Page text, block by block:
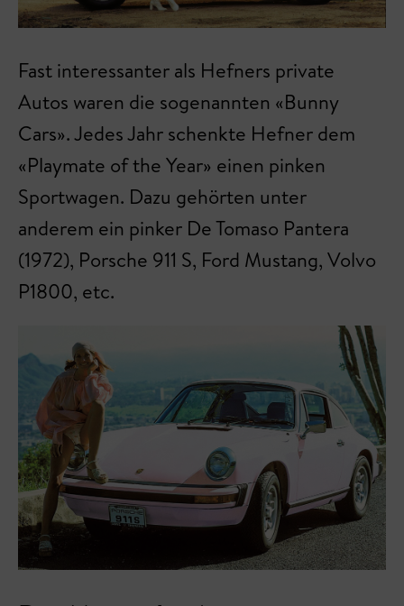
Fast interessanter als Hefners private
Autos waren die sogenannten «Bunny
Cars». Jedes Jahr schenkte Hefner dem
«Playmate of the Year» einen pinken
Sportwagen. Dazu gehörten unter
anderem ein pinker De Tomaso Pantera
(1972), Porsche 911 S, Ford Mustang, Volvo
P1800, etc.